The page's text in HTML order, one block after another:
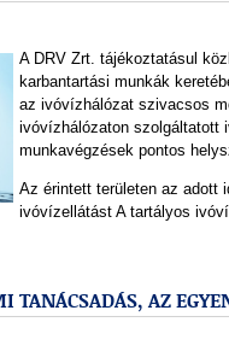
A DRV Zrt. tájékoztatásul
karbantartási munkák
az ivóvízhálózat szivacsos
ivóvízhálózaton szolgáltatott
munkavégzések pontos
Az érintett területen az adott
ivóvízellátást A tartályos
TANÁCSADÁS, AZ